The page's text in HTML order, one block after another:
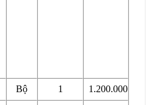
Bộ 1 1.200.000